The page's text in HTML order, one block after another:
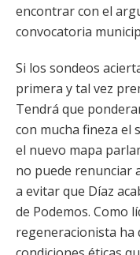
encontrar con el
convocatoria
Si los sondeos
primera y tal vez
Tendrá que
con mucha fineza el
el nuevo mapa
no puede renunciar
a evitar que Díaz
de Podemos. Como
regeneracionista ha